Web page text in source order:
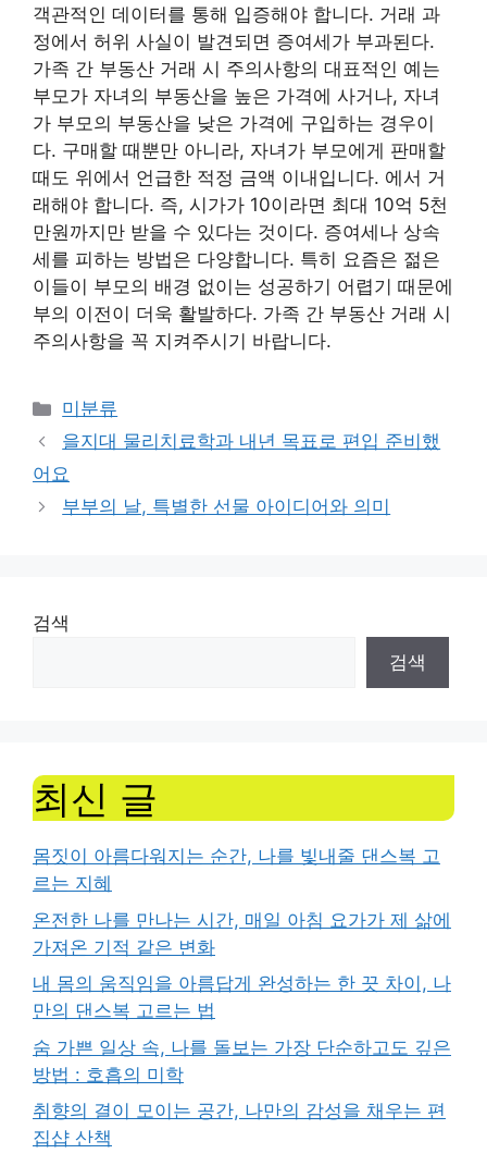
객관적인 데이터를 통해 입증해야 합니다. 거래 과
정에서 허위 사실이 발견되면 증여세가 부과된다.
가족 간 부동산 거래 시 주의사항의 대표적인 예는
부모가 자녀의 부동산을 높은 가격에 사거나, 자녀
가 부모의 부동산을 낮은 가격에 구입하는 경우이
다. 구매할 때뿐만 아니라, 자녀가 부모에게 판매할
때도 위에서 언급한 적정 금액 이내입니다. 에서 거
래해야 합니다. 즉, 시가가 10이라면 최대 10억 5천
만원까지만 받을 수 있다는 것이다. 증여세나 상속
세를 피하는 방법은 다양합니다. 특히 요즘은 젊은
이들이 부모의 배경 없이는 성공하기 어렵기 때문에
부의 이전이 더욱 활발하다. 가족 간 부동산 거래 시
주의사항을 꼭 지켜주시기 바랍니다.
Categories
미분류
을지대 물리치료학과 내년 목표로 편입 준비했
어요
부부의 날, 특별한 선물 아이디어와 의미
검색
검색
최신 글
몸짓이 아름다워지는 순간, 나를 빛내줄 댄스복 고
르는 지혜
온전한 나를 만나는 시간, 매일 아침 요가가 제 삶에
가져온 기적 같은 변화
내 몸의 움직임을 아름답게 완성하는 한 끗 차이, 나
만의 댄스복 고르는 법
숨 가쁜 일상 속, 나를 돌보는 가장 단순하고도 깊은
방법 : 호흡의 미학
취향의 결이 모이는 공간, 나만의 감성을 채우는 편
집샵 산책